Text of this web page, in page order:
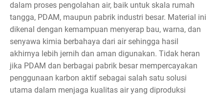
dalam proses pengolahan air, baik untuk skala rumah
tangga, PDAM, maupun pabrik industri besar. Material ini
dikenal dengan kemampuan menyerap bau, warna, dan
senyawa kimia berbahaya dari air sehingga hasil
akhirnya lebih jernih dan aman digunakan. Tidak heran
jika PDAM dan berbagai pabrik besar mempercayakan
penggunaan karbon aktif sebagai salah satu solusi
utama dalam menjaga kualitas air yang diproduksi